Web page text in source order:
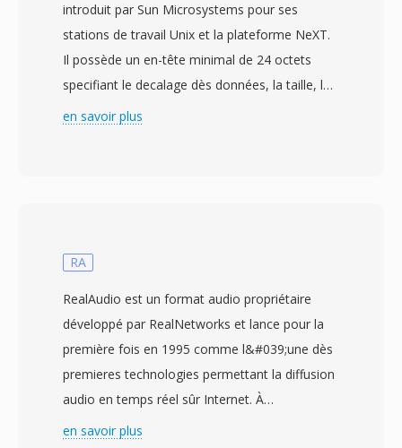
introduit par Sun Microsystems pour ses
stations de travail Unix et la plateforme NeXT.
Il possède un en-tête minimal de 24 octets
specifiant le decalage dès données, la taille, le
type d&#039;encodage, la fréquence
les compressions mu-law et À-law
systèmes téléphoniques), ainsi que plusieurs
variantes ADPCM. Cette polyvalence a fait de
l&#039;AU un format incontournable dans les
premiers environnements Unix, l&#039;audio
web (les applets Java utilisaient l&#039;AU par
défaut) et les applications de téléphonie. Un
en savoir plus
RA
RealAudio est un format audio propriétaire
développé par RealNetworks et lance pour la
première fois en 1995 comme l&#039;une dès
premieres technologies permettant la diffusion
audio en temps réel sûr Internet. À
l&#039;époque dès connexions par modem,
en savoir plus